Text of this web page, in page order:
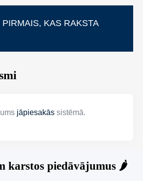
PIRMAIS, KAS RAKSTA
jāpiesakās sistēmā.
karstos piedāvājumus 🌶️